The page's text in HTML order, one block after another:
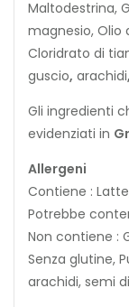
Maltodestrina,
magnesio, Olio
Cloridrato di
guscio, arachidi,
Gli ingredienti
evidenziati in
Allergeni
Contiene :
Potrebbe
Non contiene :
Senza glutine,
arachidi, semi